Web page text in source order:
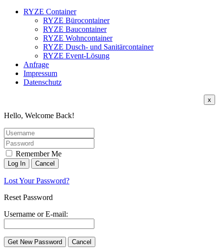
RYZE Container
RYZE Bürocontainer
RYZE Baucontainer
RYZE Wohncontainer
RYZE Dusch- und Sanitärcontainer
RYZE Event-Lösung
Anfrage
Impressum
Datenschutz
x
Hello, Welcome Back!
Remember Me
Lost Your Password?
Reset Password
Username or E-mail: